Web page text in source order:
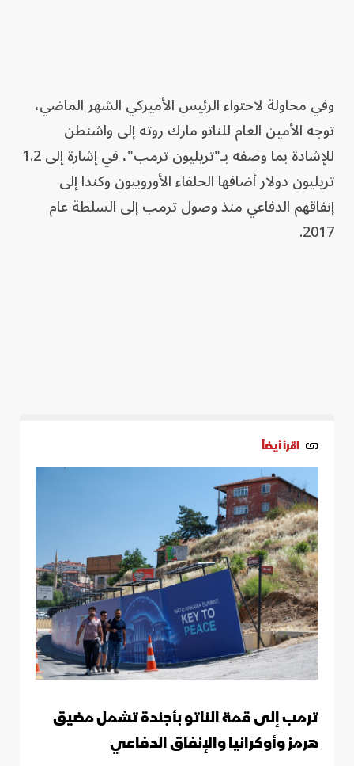
وفي محاولة لاحتواء الرئيس الأميركي الشهر الماضي،
توجه الأمين العام للناتو مارك روته إلى واشنطن
للإشادة بما وصفه بـ"تريليون ترمب"، في إشارة إلى 1.2
تريليون دولار أضافها الحلفاء الأوروبيون وكندا إلى
إنفاقهم الدفاعي منذ وصول ترمب إلى السلطة عام
2017.
اقرأ أيضاً
ترمب إلى قمة الناتو بأجندة تشمل مضيق
هرمز وأوكرانيا والإنفاق الدفاعي